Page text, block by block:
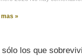
mas »
los que